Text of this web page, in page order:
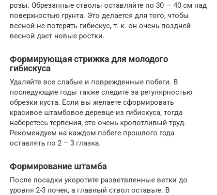
розы. Обрезанные стволы оставляйте по 30 — 40 см над
поверхностью грунта. Это делается для того, чтобы
весной не потерять гибискус, т. к. он очень поздней
весной дает новые ростки.
Формирующая стрижка для молодого
гибискуса
Удаляйте все слабые и поврежденные побеги. В
последующие годы также следите за регулярностью
обрезки куста. Если вы желаете сформировать
красивое штамбовое деревце из гибискуса, тогда
наберетесь терпения, это очень кропотливый труд.
Рекомендуем на каждом побеге прошлого года
оставлять по 2 – 3 глазка.
Формирование штамба
После посадки укоротите разветвленные ветки до
уровня 2-3 почек, а главный ствол оставьте. В